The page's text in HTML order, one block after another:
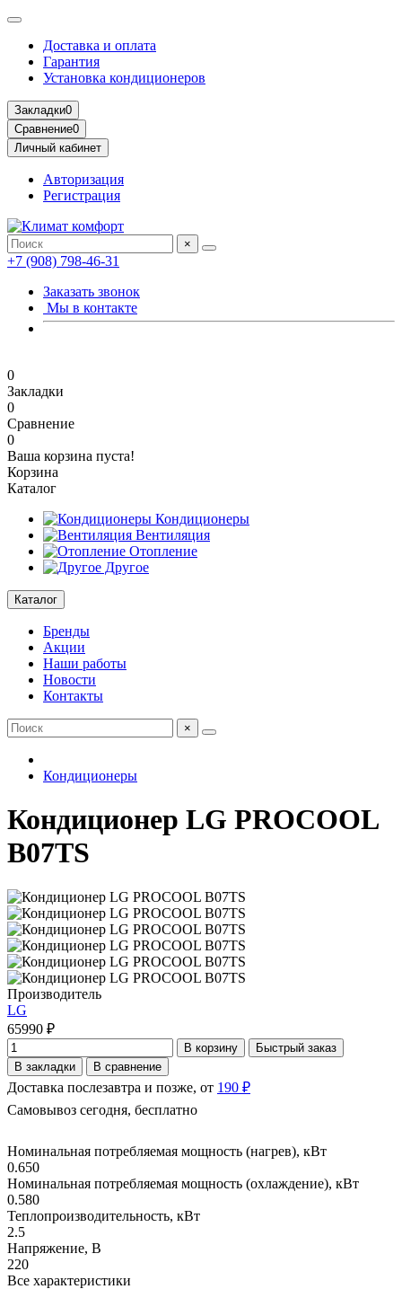
Доставка и оплата
Гарантия
Установка кондиционеров
Закладки0
Сравнение0
Личный кабинет
Авторизация
Регистрация
×
+7 (908) 798-46-31
Заказать звонок
Мы в контакте
0
Закладки
0
Сравнение
0
Ваша корзина пуста!
Корзина
Каталог
Кондиционеры
Вентиляция
Отопление
Другое
Каталог
Бренды
Акции
Наши работы
Новости
Контакты
×
Кондиционеры
Кондиционер LG PROCOOL
B07TS
Производитель
LG
65990 ₽
В корзину
Быстрый заказ
В закладки
В сравнение
Доставка послезавтра и позже, от 190 ₽
Самовывоз сегодня, бесплатно
Номинальная потребляемая мощность (нагрев), кВт
0.650
Номинальная потребляемая мощность (охлаждение), кВт
0.580
Теплопроизводительность, кВт
2.5
Напряжение, В
220
Все характеристики